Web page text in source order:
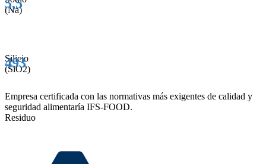
(Na)
5,5
Silicio
(SiO2)
493
Residuo
Empresa certificada con las normativas más exigentes de calidad y
seguridad alimentaría IFS-FOOD.